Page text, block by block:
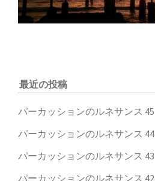
最近の投稿
パーカッションのルネサンス 45
パーカッションのルネサンス 44
パーカッションのルネサンス 43
パーカッションのルネサンス 42